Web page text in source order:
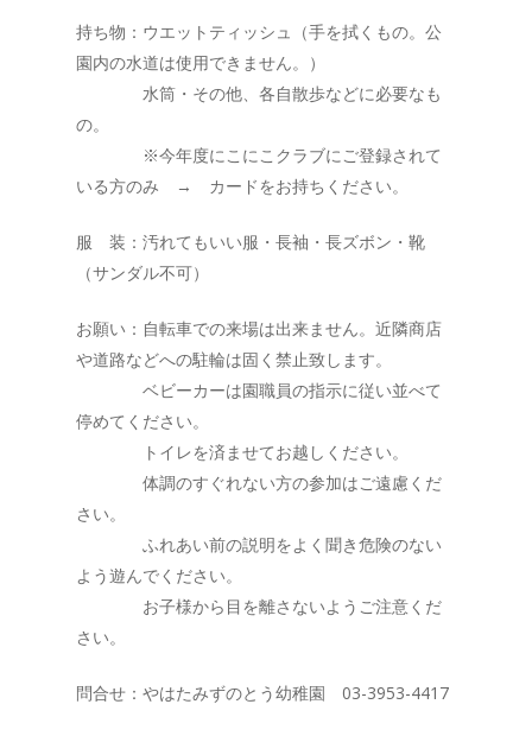
持ち物：ウエットティッシュ（手を拭くもの。公
園内の水道は使用できません。）
水筒・その他、各自散歩などに必要なも
の。
※今年度にこにこクラブにご登録されて
いる方のみ → カードをお持ちください。
服 装：汚れてもいい服・長袖・長ズボン・靴
（サンダル不可）
お願い：自転車での来場は出来ません。近隣商店
や道路などへの駐輪は固く禁止致します。
ベビーカーは園職員の指示に従い並べて
停めてください。
トイレを済ませてお越しください。
体調のすぐれない方の参加はご遠慮くだ
さい。
ふれあい前の説明をよく聞き危険のない
よう遊んでください。
お子様から目を離さないようご注意くだ
さい。
問合せ：やはたみずのとう幼稚園 03-3953-4417